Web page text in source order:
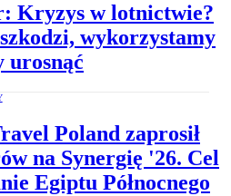
Kryzys w lotnictwie?
wykorzystamy
urosnąć
Poland zaprosił
na Synergię '26. Cel
Egiptu Północnego